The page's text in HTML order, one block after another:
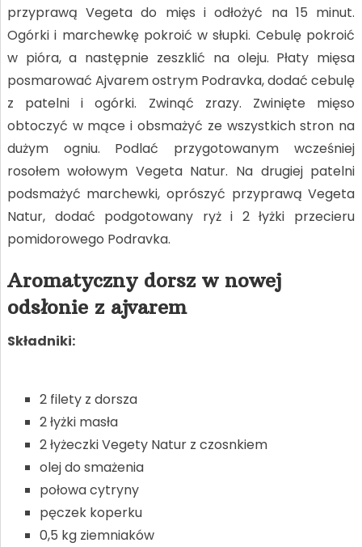
przyprawą Vegeta do mięs i odłożyć na 15 minut.
Ogórki i marchewkę pokroić w słupki. Cebulę pokroić
w pióra, a następnie zeszklić na oleju. Płaty mięsa
posmarować Ajvarem ostrym Podravka, dodać cebulę
z patelni i ogórki. Zwinąć zrazy. Zwinięte mięso
obtoczyć w mące i obsmażyć ze wszystkich stron na
dużym ogniu. Podlać przygotowanym wcześniej
rosołem wołowym Vegeta Natur. Na drugiej patelni
podsmażyć marchewki, oprószyć przyprawą Vegeta
Natur, dodać podgotowany ryż i 2 łyżki przecieru
pomidorowego Podravka.
Aromatyczny dorsz w nowej
odsłonie z ajvarem
Składniki:
2 filety z dorsza
2 łyżki masła
2 łyżeczki Vegety Natur z czosnkiem
olej do smażenia
połowa cytryny
pęczek koperku
0,5 kg ziemniaków